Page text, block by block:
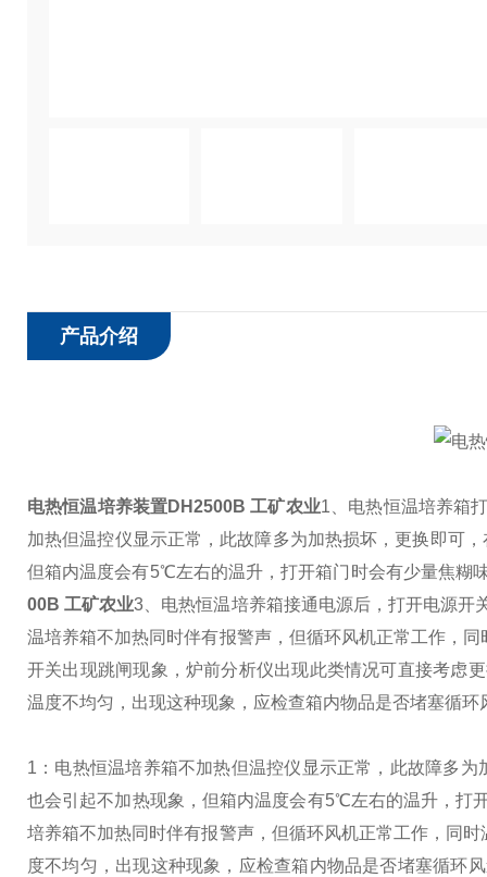
产品介绍
电热恒温培养装置DH2500B 工矿农业1、电热恒温培养箱
加热但温控仪显示正常，此故障多为加热损坏，更换即可
但箱内温度会有5℃左右的温升，打开箱门时会有少量焦糊
00B 工矿农业3、电热恒温培养箱接通电源后，打开电源开
温培养箱不加热同时伴有报警声，但循环风机正常工作，
开关出现跳闸现象，炉前分析仪出现此类情况可直接考虑
温度不均匀，出现这种现象，应检查箱内物品是否堵塞循
1：电热恒温培养箱不加热但温控仪显示正常，此故障多
也会引起不加热现象，但箱内温度会有5℃左右的温升，打
培养箱不加热同时伴有报警声，但循环风机正常工作，同
度不均匀，出现这种现象，应检查箱内物品是否堵塞循环